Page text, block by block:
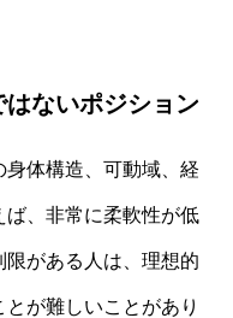
ないポジション
体構造、可動域、経
、非常に柔軟性が低
がある人は、理想的
が難しいことがあり